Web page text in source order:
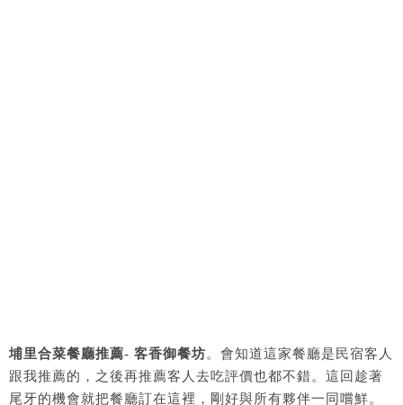
埔里合菜餐廳推薦- 客香御餐坊。會知道這家餐廳是民宿客人
跟我推薦的，之後再推薦客人去吃評價也都不錯。這回趁著
尾牙的機會就把餐廳訂在這裡，剛好與所有夥伴一同嚐鮮。